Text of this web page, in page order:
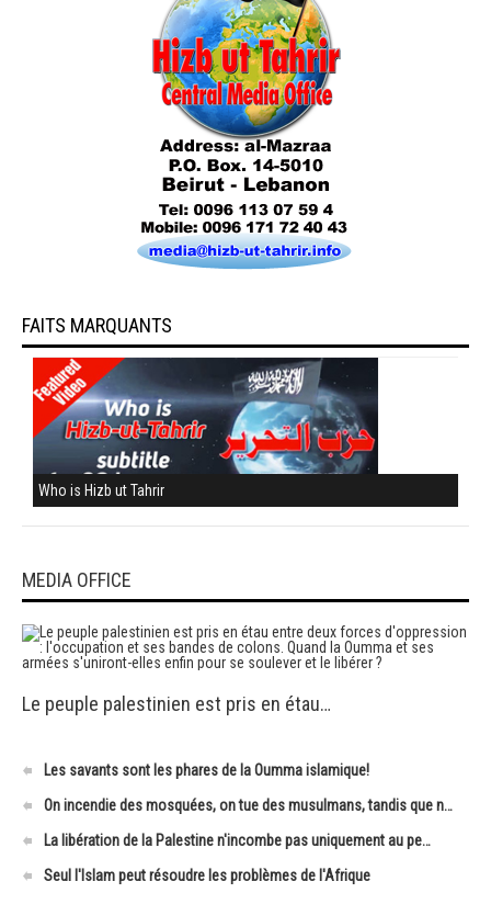
FAITS MARQUANTS
Who is Hizb ut Tahrir
MEDIA OFFICE
Le peuple palestinien est pris en étau…
Les savants sont les phares de la Oumma islamique!
On incendie des mosquées, on tue des musulmans, tandis que n…
La libération de la Palestine n'incombe pas uniquement au pe…
Seul l'Islam peut résoudre les problèmes de l'Afrique